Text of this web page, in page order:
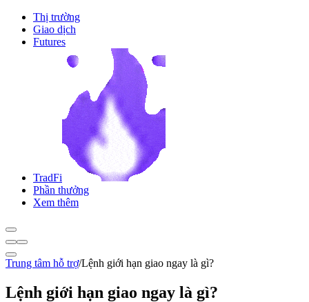
Thị trường
Giao dịch
Futures
TradFi
Phần thưởng
Xem thêm
Trung tâm hỗ trợ/Lệnh giới hạn giao ngay là gì?
Lệnh giới hạn giao ngay là gì?